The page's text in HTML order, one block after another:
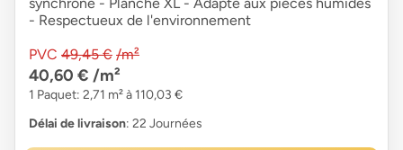
synchrone - Planche XL - Adapté aux pièces humides
- Respectueux de l'environnement
PVC 49,45 € /m²
40,60 € /m²
1 Paquet: 2,71 m² à 110,03 €
Délai de livraison: 22 Journées